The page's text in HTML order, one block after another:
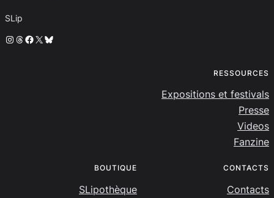
SLip
Instagram
Threads
Facebook
X Bluesky
RESSOURCES
Expositions et festivals
Presse
Videos
Fanzine
BOUTIQUE
SLipothèque
CONTACTS
Contacts